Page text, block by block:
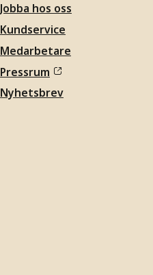
Jobba hos oss
Kundservice
Medarbetare
Pressrum
Nyhetsbrev